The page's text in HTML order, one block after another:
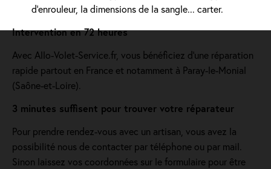
d’enrouleur, la dimensions de la sangle... carter.
Intervention en 72 heures
Avec Allo-Volet-Service.fr, vous bénéficiez d'une réparation
rapide partout en France et notamment à Paray-le-Monial
(Saône-et-Loire).
3 minutes suffisent pour trouver votre réparateur
Pour prendre rendez-vous avec un artisan, vous avez la
possibilité nous de contacter par téléphone ou par mail.
Sinon laissez vos coordonnées sur le formulaire pour être